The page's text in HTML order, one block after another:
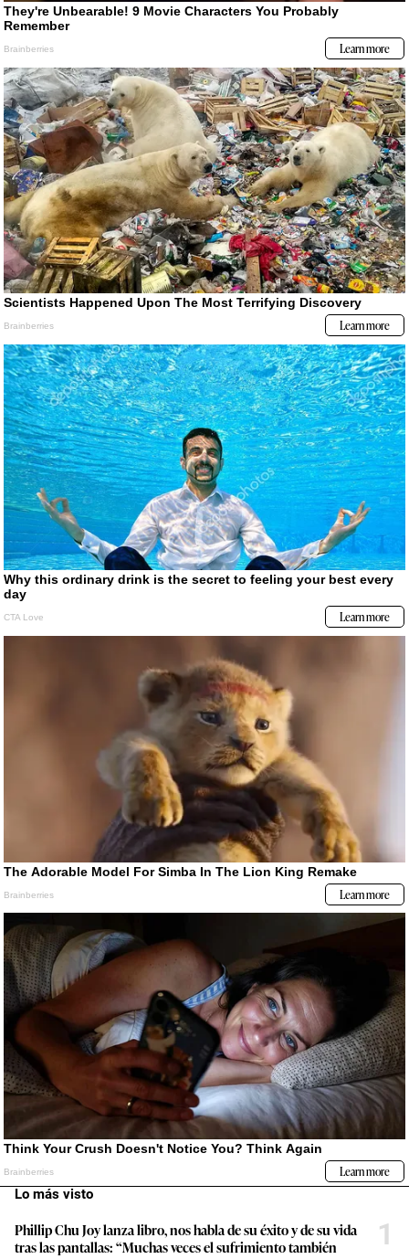
Lo más visto
Phillip Chu Joy lanza libro, nos habla de su éxito y de su vida
tras las pantallas: “Muchas veces el sufrimiento también
1